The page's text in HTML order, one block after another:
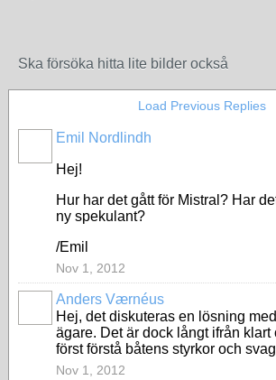
Ska försöka hitta lite bilder också
Load Previous Replies
Emil Nordlindh
Hej!
Hur har det gått för Mistral? Har
ny spekulant?
/Emil
Nov 1, 2012
Anders Værnéus
Hej, det diskuteras en lösning
ägare. Det är dock långt ifrån klart
först förstå båtens styrkor och
Nov 1, 2012